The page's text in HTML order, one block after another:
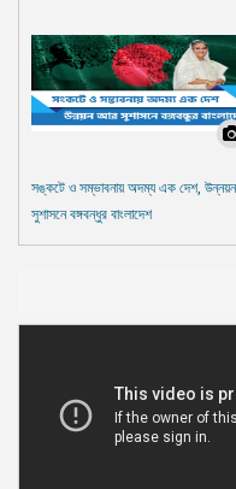
সঙ্কটে ও সম্ভাবনায় অদম্য এক দেশ,
সুশাসনে বঙ্গবন্ধুর বাংলাদেশ